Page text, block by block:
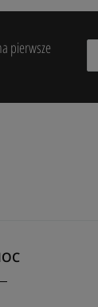
pierwsze